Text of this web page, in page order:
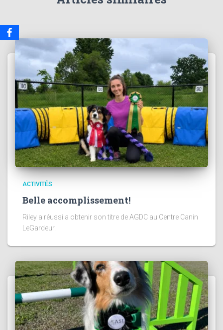
ACTIVITÉS
Belle accomplissement!
Riley a réussi a obtenir son titre de AGDC au Centre Canin
LeGardeur.